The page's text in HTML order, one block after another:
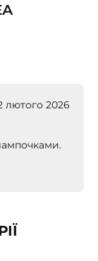
лютого 2026